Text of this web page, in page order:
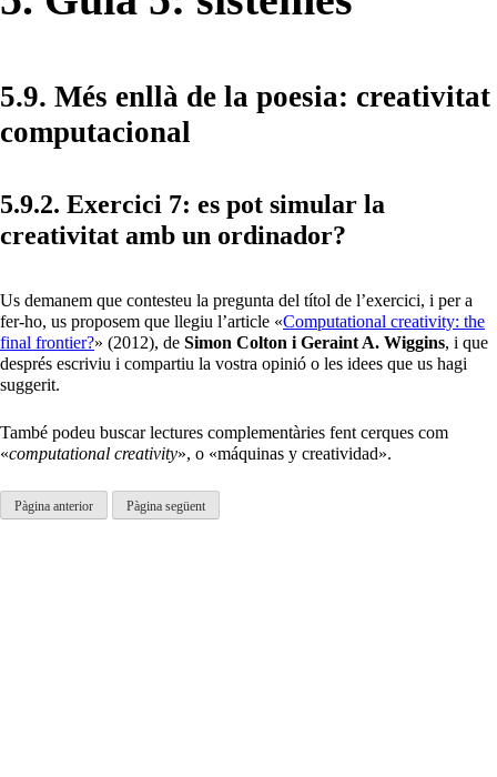
5.9. Més enllà de la poesia: creativitat
computacional
5.9.2. Exercici 7: es pot simular la
creativitat amb un ordinador?
Us demanem que contesteu la pregunta del títol de l’exercici, i per a
fer-ho, us proposem que llegiu l’article «Computational creativity: the
final frontier?» (2012), de Simon Colton i Geraint A. Wiggins, i que
després escriviu i compartiu la vostra opinió o les idees que us hagi
suggerit.
També podeu buscar lectures complementàries fent cerques com
«computational creativity», o «máquinas y creatividad».
Pàgina anterior Pàgina següent